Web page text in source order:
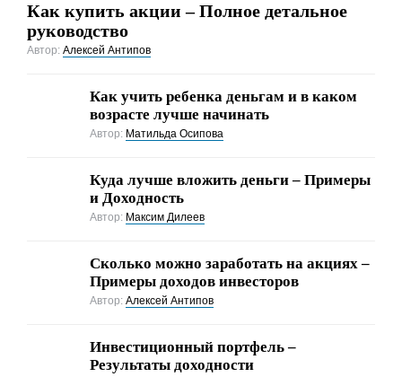
Как купить акции – Полное детальное
руководство
Автор:Алексей Антипов
Как учить ребенка деньгам и в каком
возрасте лучше начинать
Автор: Матильда Осипова
Куда лучше вложить деньги – Примеры
и Доходность
Автор: Максим Дилеев
Cколько можно заработать на акциях –
Примеры доходов инвесторов
Автор:Алексей Антипов
Инвестиционный портфель –
Результаты доходности